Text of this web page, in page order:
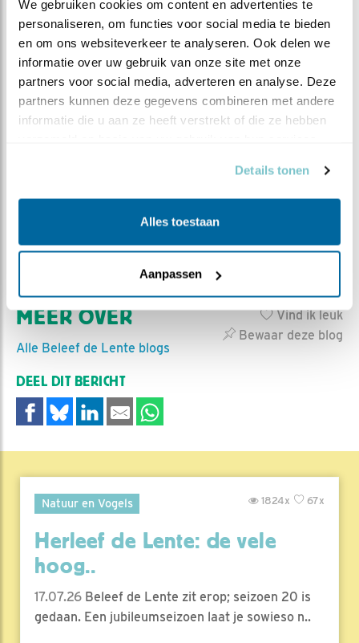
We gebruiken cookies om content en advertenties te
personaliseren, om functies voor social media te bieden
en om ons websiteverkeer te analyseren. Ook delen we
informatie over uw gebruik van onze site met onze
partners voor social media, adverteren en analyse. Deze
partners kunnen deze gegevens combineren met andere
informatie die u aan ze heeft verstrekt of die ze hebben
Details tonen
Alles toestaan
Aanpassen
It Fryske Gea is de provinciale vereniging voor
natuurbescherming in Fryslân. We hebben als doel
moment beheren we meer dan 60 verschillende
20.000 hectare. Dit doen we niet alleen. We
website van It Fryske Gea
Vind ik leuk
Bewaar deze blog
MEER OVER
Alle Beleef de Lente blogs
DEEL DIT BERICHT
Natuur en Vogels 67x
1824x
Herleef de Lente: de vele
hoog..
17.07.26 Beleef de Lente zit erop; seizoen 20 is
gedaan. Een jubileumseizoen laat je sowieso n..